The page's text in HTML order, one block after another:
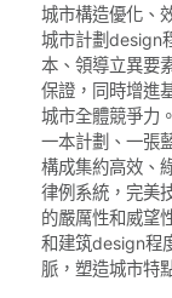
城市構造優化、
城市計劃design
本、領導立異要
保證，同時增進
城市全體競爭力
一本計劃、一張
構成集約高效、
律例系統，完美
的嚴厲性和威望
和建筑design程
脈，塑造城市特